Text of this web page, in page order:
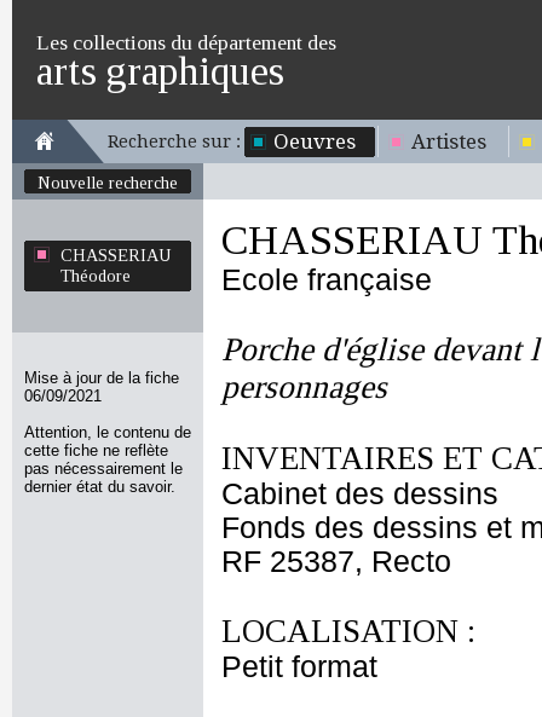
Les collections du département des
arts graphiques
Recherche sur : Oeuvres Artistes
Nouvelle recherche
CHASSERIAU
Théodore
Mise à jour de la fiche
06/09/2021
Attention, le contenu de
cette fiche ne reflète
pas nécessairement le
dernier état du savoir.
CHASSERIAU
Ecole française
Porche d'église devant
personnages
INVENTAIRES ET
Cabinet des dessins
Fonds des dessins et
RF 25387, Recto
LOCALISATION :
Petit format